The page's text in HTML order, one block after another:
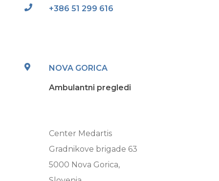
+386 51 299 616
NOVA GORICA
Ambulantni pregledi
Center Medartis
Gradnikove brigade 63
5000 Nova Gorica,